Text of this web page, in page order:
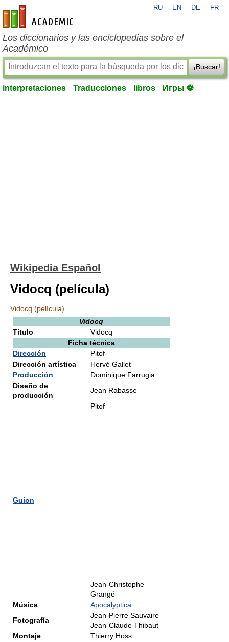
es-academic.com
RU EN DE FR
Los diccionarios y las enciclopedias sobre el
Académico
¡Buscar!
interpretaciones Traducciones libros Игры ⚽
Wikipedia Español
Vidocq (película)
Vidocq (película)
Vidocq
Título
Vidocq
Ficha técnica
Dirección
Pitof
Dirección artística
Hervé Gallet
Producción
Dominique Farrugia
Diseño de
producción
Jean Rabasse
Guion
Pitof
Jean-Christophe
Grangé
Música
Apocalyptica
Fotografía
Jean-Pierre Sauvaire
Jean-Claude Thibaut
Montaje
Thierry Hoss